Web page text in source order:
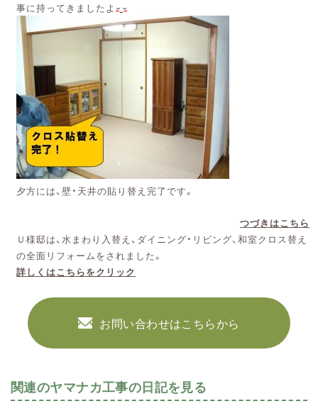
事に持ってきましたよ
夕方には、壁・天井の貼り替え完了です。
つづきはこちら
Ｕ様邸は、水まわり入替え、ダイニング・リビング、和室クロス替え
の全面リフォームをされました。
詳しくはこちらをクリック
お問い合わせはこちらから
関連のヤマナカ工事の日記を見る